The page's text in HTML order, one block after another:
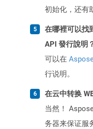
初始化，还有
在哪裡可以找
API 發行說明
可以在
行说明。
在云中转换
当然！
务器来保证服